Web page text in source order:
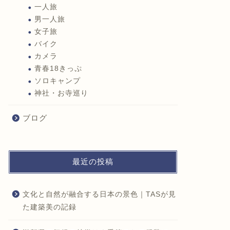
一人旅
男一人旅
女子旅
バイク
カメラ
青春18きっぷ
ソロキャンプ
神社・お寺巡り
ブログ
最近の投稿
文化と自然が融合する日本の景色｜TASが見
た建築美の記録